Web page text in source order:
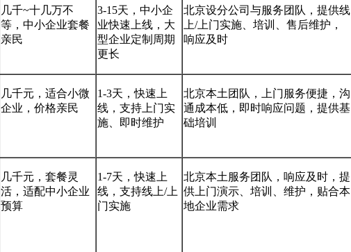
几千~十几万不
等，中小企业套餐
亲民
3-15天，中小企
业快速上线，大
型企业定制周期
更长
北京设分公司与服务团队，提供线
上/上门实施、培训、售后维护，
响应及时
几千元，适合小微
企业，价格亲民
1-3天，快速上
线，支持上门实
施、即时维护
北京本土团队，上门服务便捷，沟
通成本低，即时响应问题，提供基
础培训
几千元，套餐灵
活，适配中小企业
预算
1-7天，快速上
线，支持线上/上
门实施
北京本土服务团队，响应及时，提
供上门演示、培训、维护，贴合本
地企业需求